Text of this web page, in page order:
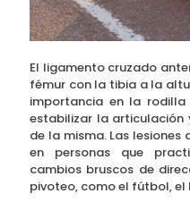
El ligamento cruzado
fémur con la tibia a la
importancia en la
estabilizar la articulación
de la misma. Las lesiones
en personas que
cambios bruscos de
pivoteo, como el fútbol,